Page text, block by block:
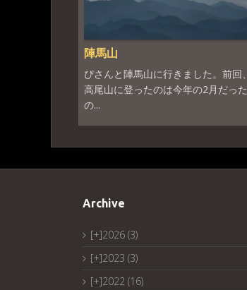
陣馬山
ぴさんと陣馬山に行きました。前回、
高尾山に登ったのは今年の2月だった
の...
Archive
[+]2026 (3)
[+]2023 (3)
[+]2022 (16)